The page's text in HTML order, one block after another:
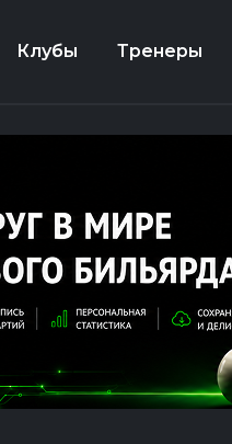
Клубы Тренеры